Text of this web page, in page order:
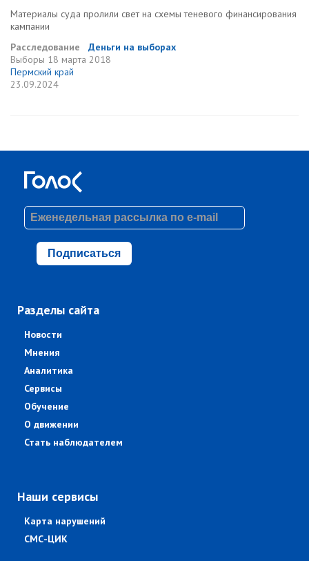
Материалы суда пролили свет на схемы теневого финансирования
кампании
Расследование
Деньги на выборах
Выборы 18 марта 2018
Пермский край
23.09.2024
Подписаться
Разделы сайта
Новости
Мнения
Аналитика
Сервисы
Обучение
О движении
Стать наблюдателем
Наши сервисы
Карта нарушений
СМС-ЦИК